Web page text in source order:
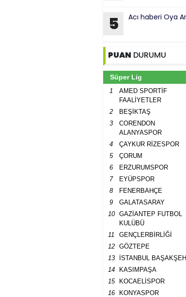
5 Acı haberi Oya
PUAN DURUMU
Süper Lig
1
AMED SPORTİF
FAALİYETLER
2 BEŞİKTAŞ
3
CORENDON
ALANYASPOR
4 ÇAYKUR RİZESPOR
5
ÇORUM
6
ERZURUMSPOR
7
EYÜPSPOR
8
FENERBAHÇE
9
GALATASARAY
10
GAZİANTEP FUTBOL
KULÜBÜ
11 GENÇLERBİRLİĞİ
12
GÖZTEPE
13
İSTANBUL
14
KASIMPAŞA
15
KOCAELİSPOR
16
KONYASPOR